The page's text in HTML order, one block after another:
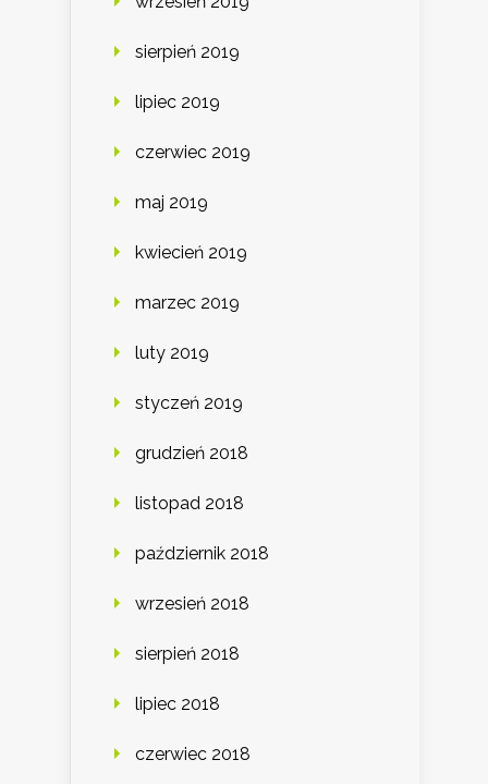
sierpień 2019
lipiec 2019
czerwiec 2019
maj 2019
kwiecień 2019
marzec 2019
luty 2019
styczeń 2019
grudzień 2018
listopad 2018
październik 2018
wrzesień 2018
sierpień 2018
lipiec 2018
czerwiec 2018